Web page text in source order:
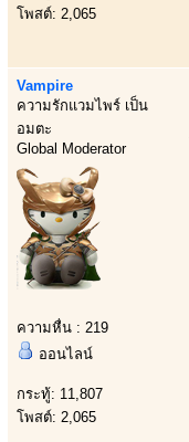
โพสต์: 2,065
Vampire
ความรักแวมไพร์ เป็น
อมตะ
Global Moderator
ความหื่น : 219
ออนไลน์
กระทู้: 11,807
โพสต์: 2,065